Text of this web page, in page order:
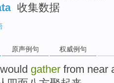
收集数据
原声例句 权威例句
would gather from near